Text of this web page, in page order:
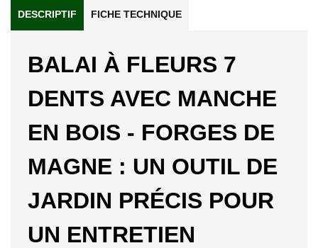
DESCRIPTIF FICHE TECHNIQUE
BALAI À FLEURS 7
DENTS AVEC MANCHE
EN BOIS - FORGES DE
MAGNE : UN OUTIL DE
JARDIN PRÉCIS POUR
UN ENTRETIEN